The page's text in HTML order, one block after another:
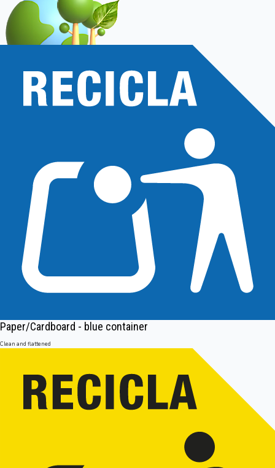
Paper/Cardboard - blue container
Clean and flattened